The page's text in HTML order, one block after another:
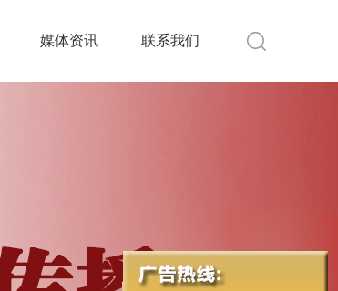
媒体资讯 联系我们